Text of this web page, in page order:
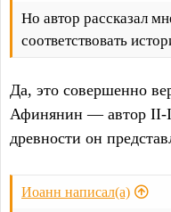
Но автор рассказал
соответствовать
Да, это совершенно
Афинянин — автор II-
древности он
Иоанн написал(а)